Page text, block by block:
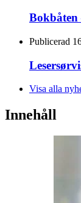
Publicerad
Visa alla
Innehåll